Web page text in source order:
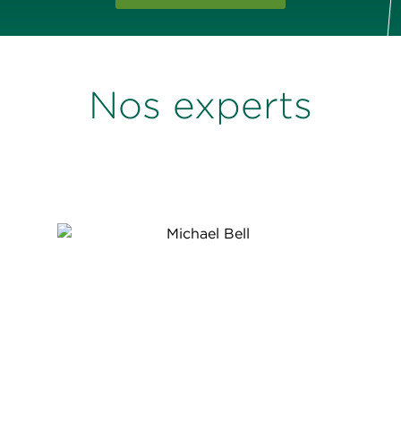
Nos experts